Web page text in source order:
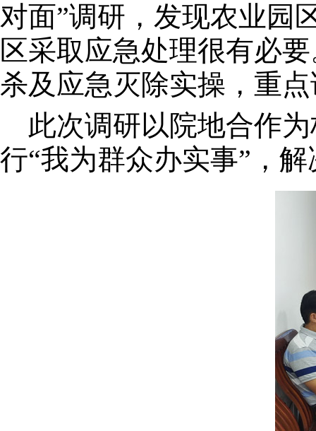
对面”调研，发现农业园
区采取应急处理很有必
杀及应急灭除实操，重
此次调研以院地合作为
行“我为群众办实事”，